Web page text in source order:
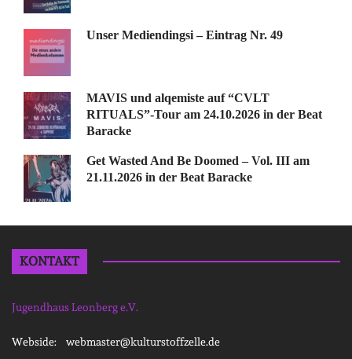
Unser Mediendingsi – Eintrag Nr. 49
MAVIS und alqemiste auf “CVLT
RITUALS”-Tour am 24.10.2026 in der Beat
Baracke
Get Wasted And Be Doomed – Vol. III am
21.11.2026 in der Beat Baracke
KONTAKT
Jugendhaus Leonberg e.V.
Webside: webmaster@kulturstoffzelle.de